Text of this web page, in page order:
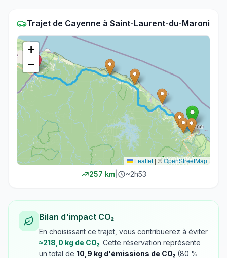
Trajet de Cayenne à Saint-Laurent-du-Maroni
+
−
Leaflet | ©OpenStreetMap
257 km| ~2h53
Bilan d'impact CO₂
En choisissant ce trajet, vous contribuerez à éviter
≈218,0 kg de CO₂. Cette réservation représente
un total de 10,9 kg d'émissions de CO₂ (80 %